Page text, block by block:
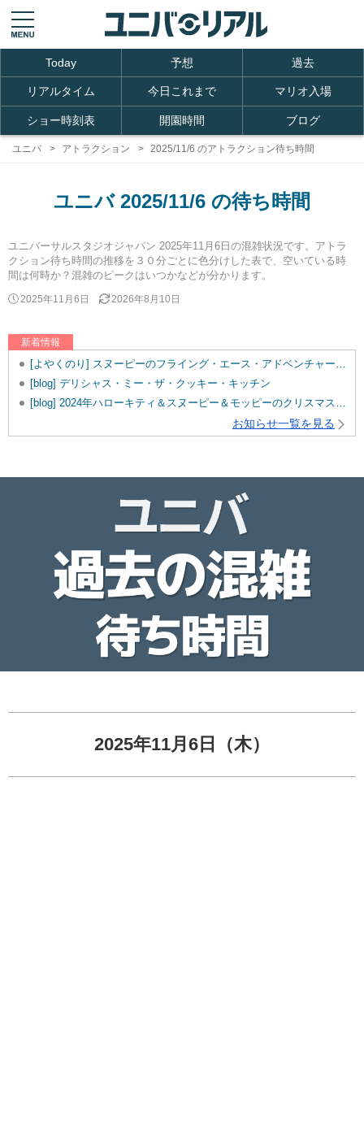
Today 予想 過去
リアルタイム 今日これまで マリオ入場
ショー時刻表 開園時間 ブログ
ユニバ アトラクション 2025/11/6 のアトラクション待ち時間
ユニバ 2025/11/6 の待ち時間
ユニバーサルスタジオジャパン 2025年11月6日の混雑状況です。アトラ
クション待ち時間の推移を３０分ごとに色分けした表で、空いている時
間は何時か？混雑のピークはいつかなどが分かります。
2025年11月6日 2026年8月10日
新着情報
[よやくのり] スヌーピーのフライング・エース・アドベンチャーを追加しました。
[blog] デリシャス・ミー・ザ・クッキー・キッチン
[blog] 2024年ハローキティ＆スヌーピー＆モッピーのクリスマスグッズ♡
お知らせ一覧を見る
2025年11月6日（木）